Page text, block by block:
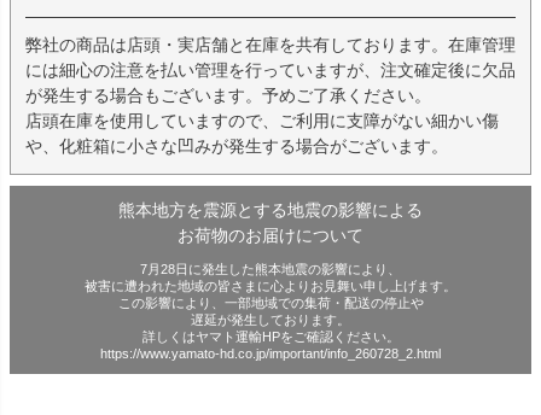
弊社の商品は店頭・実店舗と在庫を共有しております。在庫管理
には細心の注意を払い管理を行っていますが、注文確定後に欠品
が発生する場合もございます。予めご了承ください。
店頭在庫を使用していますので、ご利用に支障がない細かい傷
や、化粧箱に小さな凹みが発生する場合がございます。
熊本地方を震源とする地震の影響による
お荷物のお届けについて
7月28日に発生した熊本地震の影響により、
被害に遭われた地域の皆さまに心よりお見舞い申し上げます。
この影響により、一部地域での集荷・配送の停止や
遅延が発生しております。
詳しくはヤマト運輸HPをご確認ください。
https://www.yamato-hd.co.jp/important/info_260728_2.html